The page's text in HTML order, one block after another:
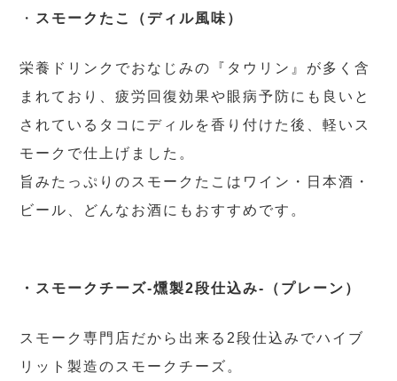
・ スモークたこ（ディル風味）
栄養ドリンクでおなじみの『タウリン』が多く含
まれており、疲労回復効果や眼病予防にも良いと
されているタコにディルを香り付けた後、軽いス
モークで仕上げました。
旨みたっぷりのスモークたこはワイン・日本酒・
ビール、どんなお酒にもおすすめです。
・スモークチーズ-燻製2段仕込み-（プレーン）
スモーク専門店だから出来る2段仕込みでハイブ
リット製造のスモークチーズ。